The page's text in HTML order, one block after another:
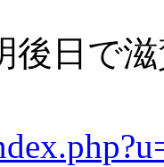
後日で